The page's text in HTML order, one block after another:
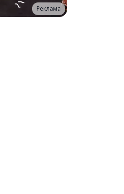
Реклама